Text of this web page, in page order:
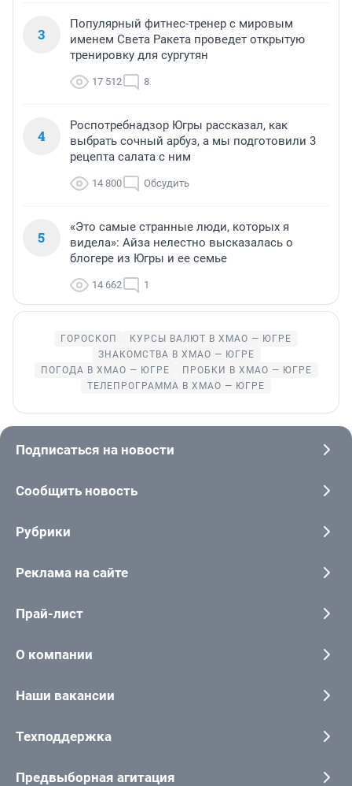
3
Популярный фитнес-тренер с мировым
именем Света Ракета проведет открытую
тренировку для сургутян
17 512 8
4
Роспотребнадзор Югры рассказал, как
выбрать сочный арбуз, а мы подготовили 3
рецепта салата с ним
14 800 Обсудить
5
«Это самые странные люди, которых я
видела»: Айза нелестно высказалась о
блогере из Югры и ее семье
14 662 1
ГОРОСКОП
КУРСЫ ВАЛЮТ В ХМАО — ЮГРЕ
ЗНАКОМСТВА В ХМАО — ЮГРЕ
ПОГОДА В ХМАО — ЮГРЕ
ПРОБКИ В ХМАО — ЮГРЕ
ТЕЛЕПРОГРАММА В ХМАО — ЮГРЕ
Подписаться на новости
Сообщить новость
Рубрики
Реклама на сайте
Прай-лист
О компании
Наши вакансии
Техподдержка
Предвыборная агитация